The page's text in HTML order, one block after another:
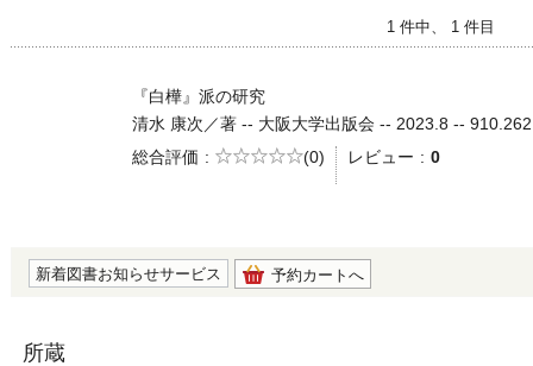
1 件中、 1 件目
『白樺』派の研究
清水 康次／著 -- 大阪大学出版会 -- 2023.8 -- 910.262
総合評価
5段階評価
(0) レビュー 0
新着図書お知らせサービス 予約カートへ
所蔵